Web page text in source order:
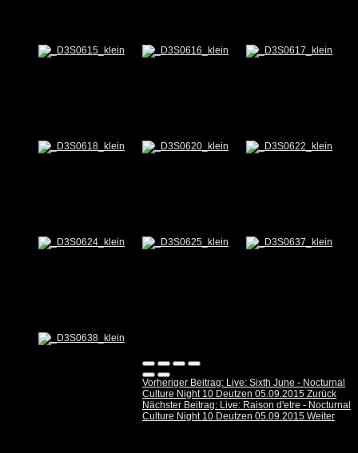
Vorheriger Beitrag: Live: Sixth June - Nocturnal
Culture Night 10 Deutzen 05.09.2015 Zurück
Nächster Beitrag: Live: Raison d'etre - Nocturnal
Culture Night 10 Deutzen 05.09.2015 Weiter